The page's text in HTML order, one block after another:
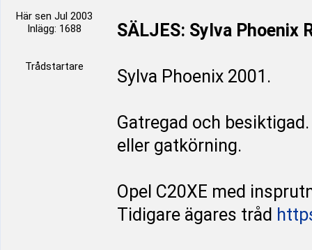
Här sen Jul 2003
Inlägg: 1688
Trådstartare
SÄLJES: Sylva Phoenix
Sylva Phoenix 2001.
Gatregad och
eller gatkörning.
Opel C20XE med
Tidigare ägares tråd